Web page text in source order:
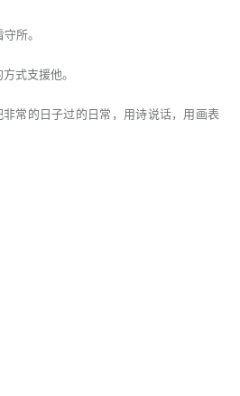
所。
式支援他。
常的日子过的日常，用诗说话，用画表